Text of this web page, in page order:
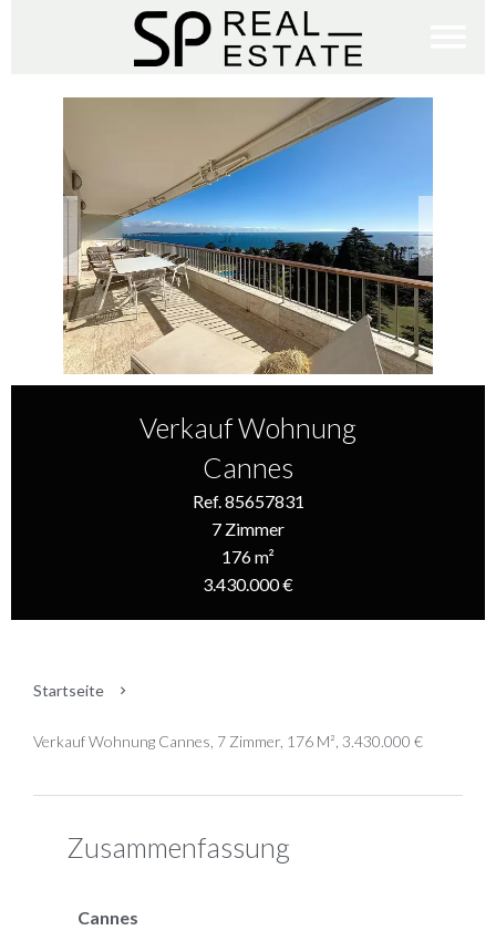
Verkauf Wohnung
Cannes
Ref. 85657831
7 Zimmer
176 m²
3.430.000 €
Startseite
Verkauf Wohnung Cannes, 7 Zimmer, 176 M², 3.430.000 €
Zusammenfassung
Cannes